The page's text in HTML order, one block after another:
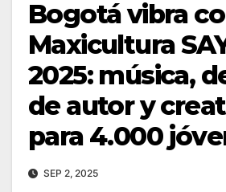
Bogotá vibra
Maxicultura
2025: música,
de autor y
para 4.000
SEP 2, 2025